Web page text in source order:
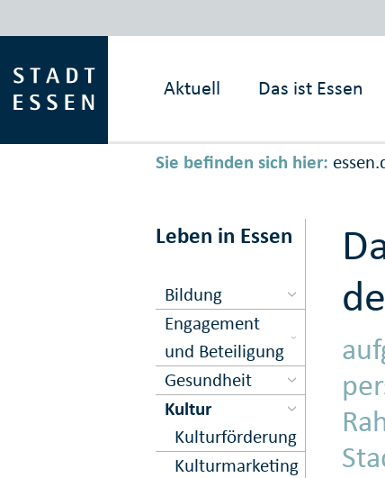
Aktuell Das ist Essen
Sie befinden sich hier:
Leben in Essen
Bildung
Engagement
und Beteiligung
Gesundheit
Kultur
Kultur­förderung
Kultur­marketing